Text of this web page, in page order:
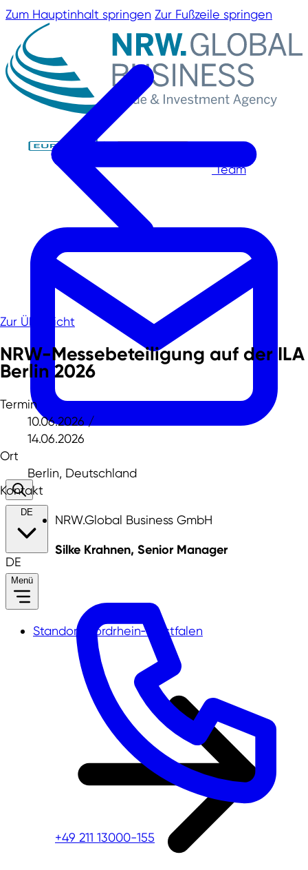
Zum Hauptinhalt springen Zur Fußzeile springen
Team
DE
DE
Menü
Standort Nordrhein‑Westfalen
Zur Übersicht
NRW-Messebeteiligung auf der ILA
Berlin 2026
Termin
10.06.2026 /
14.06.2026
Ort
Berlin, Deutschland
Kontakt
NRW.Global Business GmbH
Silke Krahnen, Senior Manager
+49 211 13000-155